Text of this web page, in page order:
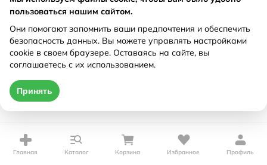
Главная Каталог Корзина Избранное Профиль
пользоваться нашим сайтом.
Они помогают запомнить ваши предпочтения и обеспечить
безопасность данных. Вы можете управлять настройками
cookie в своем браузере. Оставаясь на сайте, вы
соглашаетесь с их использованием.
Принять